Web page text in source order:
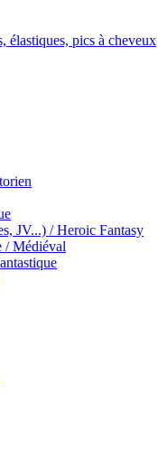
élastiques, pics à cheveux
JV...) / Heroic Fantasy
/ Médiéval